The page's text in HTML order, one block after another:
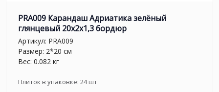
PRA009 Карандаш Адриатика зелёный
глянцевый 20x2x1,3 бордюр
Артикул: PRA009
Размер: 2*20 см
Вес: 0.082 кг
Плиток в упаковке: 24шт